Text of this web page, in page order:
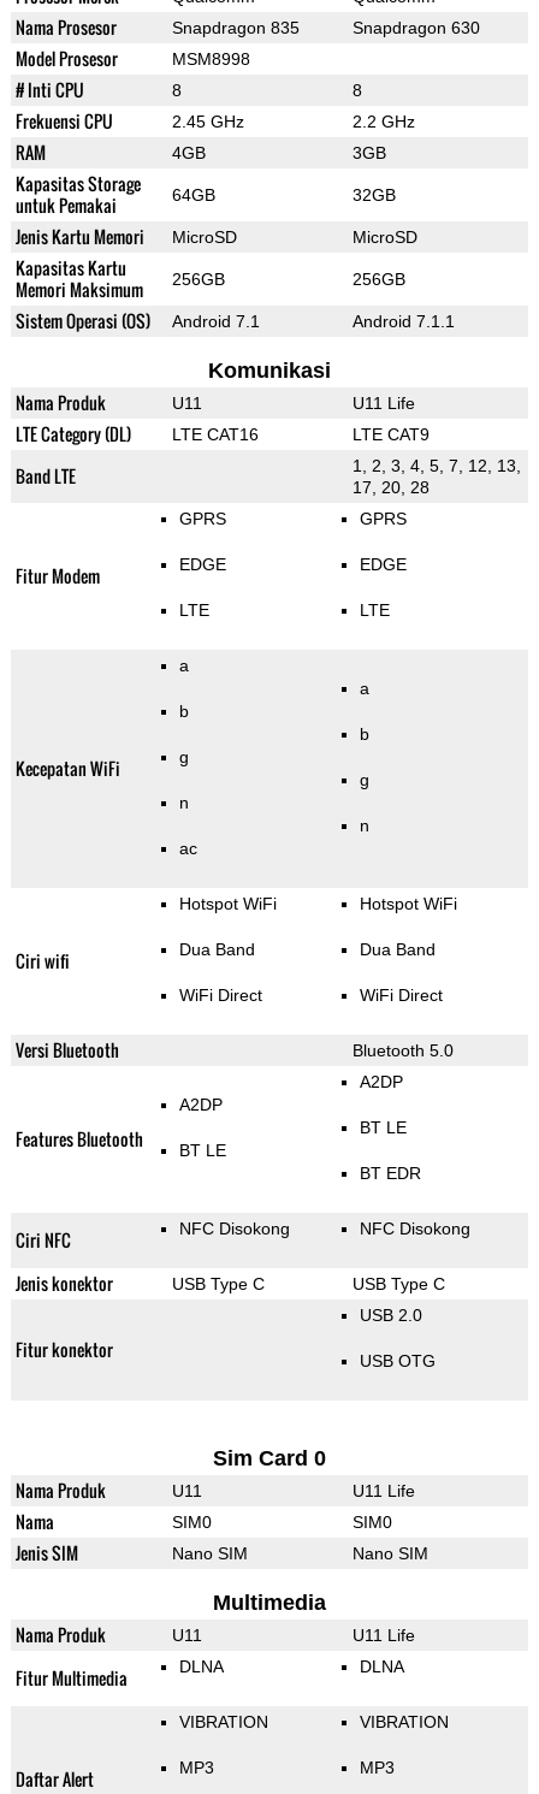
Nama Prosesor Snapdragon 835 Snapdragon 630
Model Prosesor MSM8998
# Inti CPU 8 8
Frekuensi CPU 2.45 GHz 2.2 GHz
RAM 4GB 3GB
Kapasitas Storage
untuk Pemakai
64GB 32GB
Jenis Kartu Memori MicroSD MicroSD
Kapasitas Kartu
Memori Maksimum
256GB 256GB
Sistem Operasi (OS) Android 7.1 Android 7.1.1
Komunikasi
Nama Produk U11 U11 Life
LTE Category (DL) LTE CAT16 LTE CAT9
Band LTE
1, 2, 3, 4, 5, 7, 12, 13,
17, 20, 28
Fitur Modem
GPRS
EDGE
LTE
GPRS
EDGE
LTE
Kecepatan WiFi
a
b
g
n
ac
a
b
g
n
Ciri wifi
Hotspot WiFi
Dua Band
WiFi Direct
Hotspot WiFi
Dua Band
WiFi Direct
Versi Bluetooth Bluetooth 5.0
Features Bluetooth
A2DP
BT LE
A2DP
BT LE
BT EDR
Ciri NFC NFC Disokong NFC Disokong
Jenis konektor USB Type C USB Type C
Fitur konektor
USB 2.0
USB OTG
Sim Card 0
Nama Produk U11 U11 Life
Nama SIM0 SIM0
Jenis SIM Nano SIM Nano SIM
Multimedia
Nama Produk U11 U11 Life
Fitur Multimedia DLNA DLNA
Daftar Alert
VIBRATION
MP3
VIBRATION
MP3